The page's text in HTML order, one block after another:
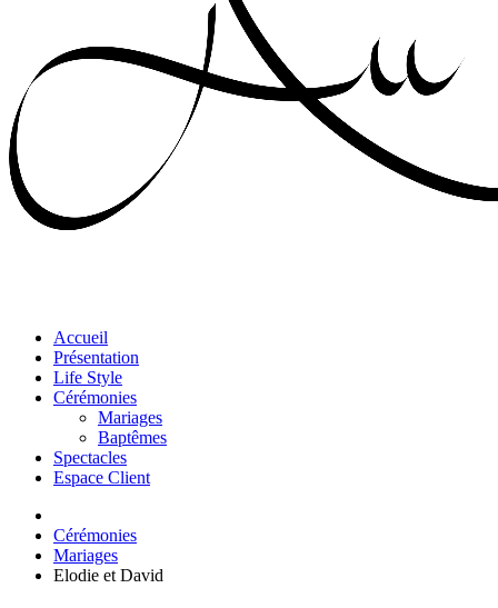
Accueil
Présentation
Life Style
Cérémonies
Mariages
Baptêmes
Spectacles
Espace Client
Cérémonies
Mariages
Elodie et David